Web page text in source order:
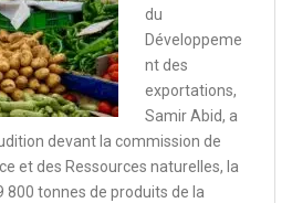
du
Développeme
nt des
exportations,
Samir Abid, a
devant la commission de
et des Ressources naturelles, la
800 tonnes de produits de la